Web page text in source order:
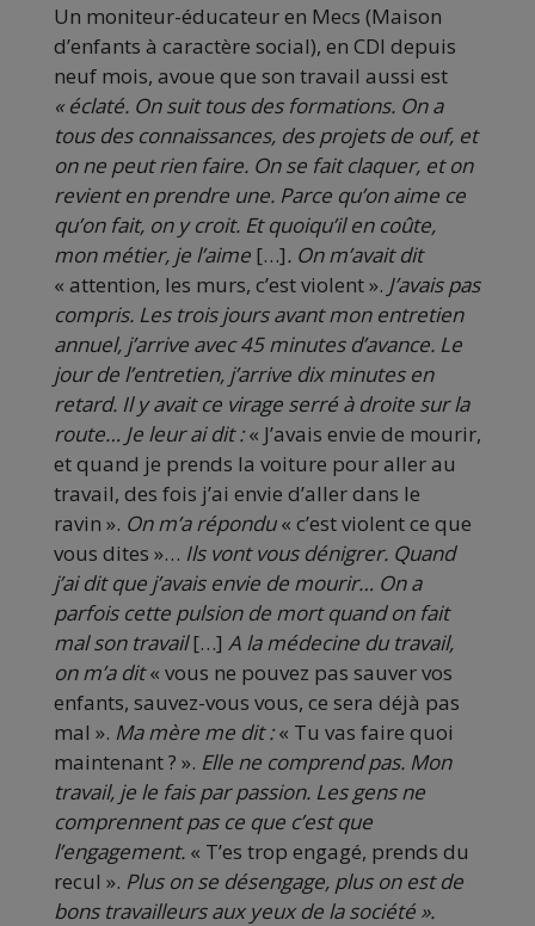
Un moniteur-éducateur en Mecs (Maison
d’enfants à caractère social), en CDI depuis
neuf mois, avoue que son travail aussi est
« éclaté. On suit tous des formations. On a
tous des connaissances, des projets de ouf, et
on ne peut rien faire. On se fait claquer, et on
revient en prendre une. Parce qu’on aime ce
qu’on fait, on y croit. Et quoiqu’il en coûte,
mon métier, je l’aime […]. On m’avait dit
« attention, les murs, c’est violent ». J’avais pas
compris. Les trois jours avant mon entretien
annuel, j’arrive avec 45 minutes d’avance. Le
jour de l’entretien, j’arrive dix minutes en
retard. Il y avait ce virage serré à droite sur la
route… Je leur ai dit :« J’avais envie de mourir,
et quand je prends la voiture pour aller au
travail, des fois j’ai envie d’aller dans le
ravin ». On m’a répondu« c’est violent ce que
vous dites »… Ils vont vous dénigrer. Quand
j’ai dit que j’avais envie de mourir… On a
parfois cette pulsion de mort quand on fait
mal son travail[…] A la médecine du travail,
on m’a dit« vous ne pouvez pas sauver vos
enfants, sauvez-vous vous, ce sera déjà pas
mal ». Ma mère me dit :« Tu vas faire quoi
maintenant ? ». Elle ne comprend pas. Mon
travail, je le fais par passion. Les gens ne
comprennent pas ce que c’est que
l’engagement. « T’es trop engagé, prends du
recul ». Plus on se désengage, plus on est de
bons travailleurs aux yeux de la société ».